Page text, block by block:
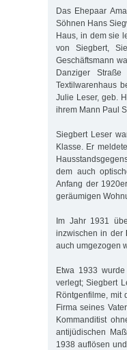
Das Ehepaar
Söhnen Hans
Haus, in dem sie
von Siegbert,
Geschäftsmann
Danziger
Textilwarenhaus
Julie Leser, geb.
ihrem Mann Paul
Siegbert Leser
Klasse. Er
dem auch
Anfang der
geräumigen
Im Jahr 1931
inzwischen in der
auch umgezogen
Etwa 1933
verlegt; Siegbert
Röntgenfilme, mit
Firma seines
Kommanditist
antijüdischen
1938 auflösen